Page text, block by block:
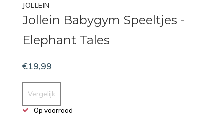
JOLLEIN
Jollein Babygym Speeltjes -
Elephant Tales
€19,99
Vergelijk
Op voorraad